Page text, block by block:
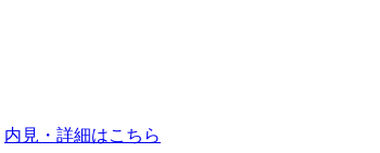
内見・詳細はこちら